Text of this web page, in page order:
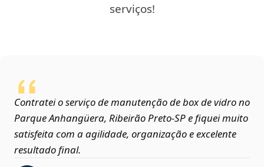
serviços!
Contratei o serviço de manutenção de box de vidro no
Parque Anhangüera, Ribeirão Preto‑SP e fiquei muito
satisfeita com a agilidade, organização e excelente
resultado final.